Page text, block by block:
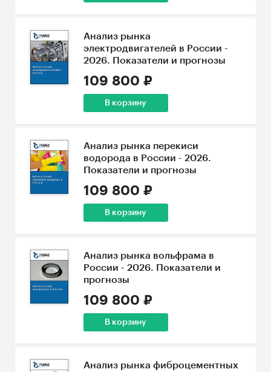
Анализ рынка
электродвигателей в России -
2026. Показатели и прогнозы
109 800 ₽
В корзину
Анализ рынка перекиси
водорода в России - 2026.
Показатели и прогнозы
109 800 ₽
В корзину
Анализ рынка вольфрама в
России - 2026. Показатели и
прогнозы
109 800 ₽
В корзину
Анализ рынка фиброцементных